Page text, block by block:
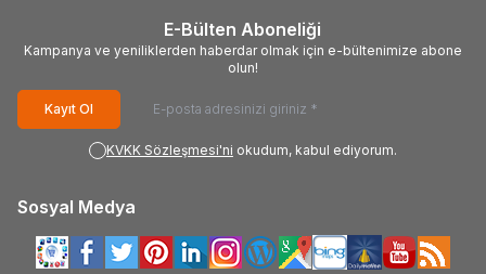
E-Bülten Aboneliği
Kampanya ve yeniliklerden haberdar olmak için e-bültenimize abone
olun!
Kayıt Ol
KVKK Sözleşmesi'ni okudum, kabul ediyorum.
Sosyal Medya